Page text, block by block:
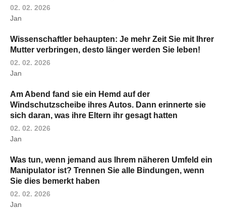
02. 02. 2026
Jan
Wissenschaftler behaupten: Je mehr Zeit Sie mit Ihrer
Mutter verbringen, desto länger werden Sie leben!
02. 02. 2026
Jan
Am Abend fand sie ein Hemd auf der
Windschutzscheibe ihres Autos. Dann erinnerte sie
sich daran, was ihre Eltern ihr gesagt hatten
02. 02. 2026
Jan
Was tun, wenn jemand aus Ihrem näheren Umfeld ein
Manipulator ist? Trennen Sie alle Bindungen, wenn
Sie dies bemerkt haben
02. 02. 2026
Jan